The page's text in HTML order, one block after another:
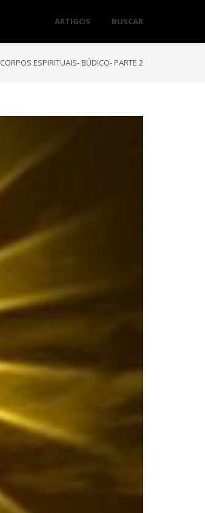
ARTIGOS BUSCAR
CORPOS ESPIRITUAIS- BÚDICO- PARTE 2